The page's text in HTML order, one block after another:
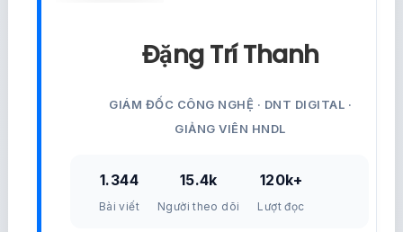
Đặng Trí Thanh
GIÁM ĐỐC CÔNG NGHỆ · DNT DIGITAL ·
GIẢNG VIÊN HNDL
1.344
Bài viết
15.4k
Người theo dõi
120k+
Lượt đọc